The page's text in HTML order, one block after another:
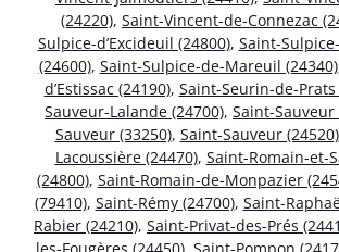
(24220), Saint-Vincent-de-Connezac
Sulpice-d’Excideuil (24800), Saint-
(24600), Saint-Sulpice-de-Mareuil (24340)
d’Estissac (24190), Saint-Seurin-de-Prats
Sauveur-Lalande (24700), Saint-Sauveur
Sauveur (33250), Saint-Sauveur (24520)
Lacoussière (24470), Saint-Romain-et-
(24800), Saint-Romain-de-Monpazier
(79410), Saint-Rémy (24700), Saint-
Rabier (24210), Saint-Privat-des-Prés